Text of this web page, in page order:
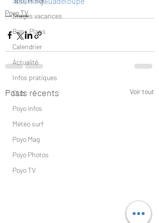
Stages vacances
Bons Plans
Calendrier
Actualité
Infos pratiques
Club
Poyo infos
Météo surf
Poyo Mag
Poyo Photos
Poyo TV
Poyo TV
Posts récents Voir tout